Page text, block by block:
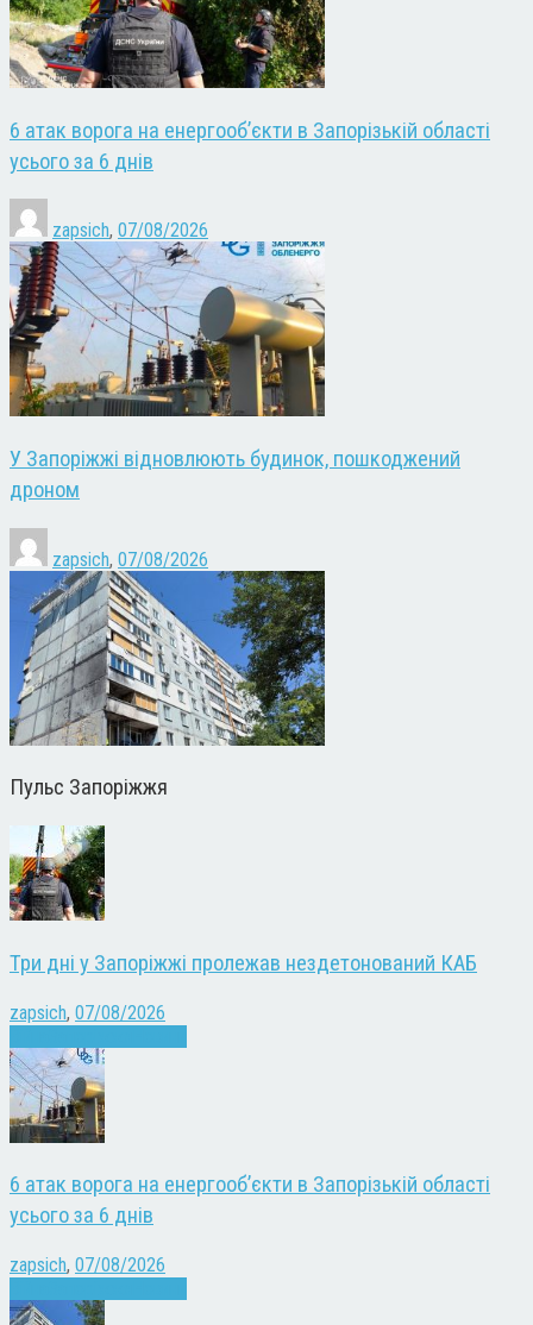
6 атак ворога на енергооб’єкти в Запорізькій області
усього за 6 днів
zapsich, 07/08/2026
У Запоріжжі відновлюють будинок, пошкоджений
дроном
zapsich, 07/08/2026
Пульс Запоріжжя
Три дні у Запоріжжі пролежав нездетонований КАБ
zapsich, 07/08/2026
6 атак ворога на енергооб’єкти в Запорізькій області
усього за 6 днів
zapsich, 07/08/2026